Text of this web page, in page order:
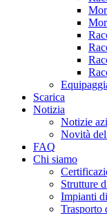
Scarica
Notizia
Notizie
Novità
FAQ
Chi siamo
Strutture
Impianti
Trasporto